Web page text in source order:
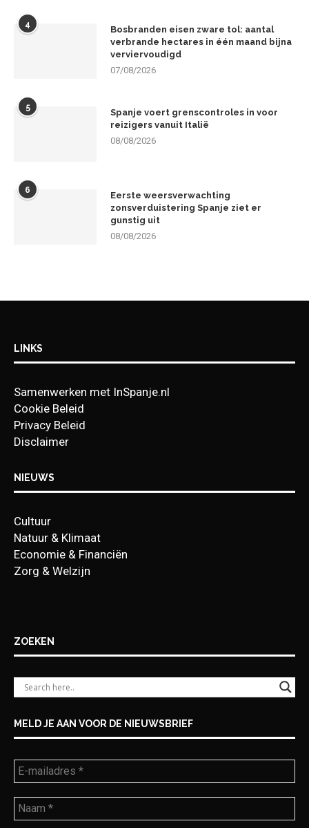
4
Bosbranden eisen zware tol: aantal
verbrande hectares in één maand bijna
verviervoudigd
07/08/2026
5
Spanje voert grenscontroles in voor
reizigers vanuit Italië
08/08/2026
6
Eerste weersverwachting
zonsverduistering Spanje ziet er
gunstig uit
08/08/2026
LINKS
Samenwerken met InSpanje.nl
Cookie Beleid
Privacy Beleid
Disclaimer
NIEUWS
Cultuur
Natuur & Klimaat
Economie & Financiën
Zorg & Welzijn
ZOEKEN
MELD JE AAN VOOR DE NIEUWSBRIEF